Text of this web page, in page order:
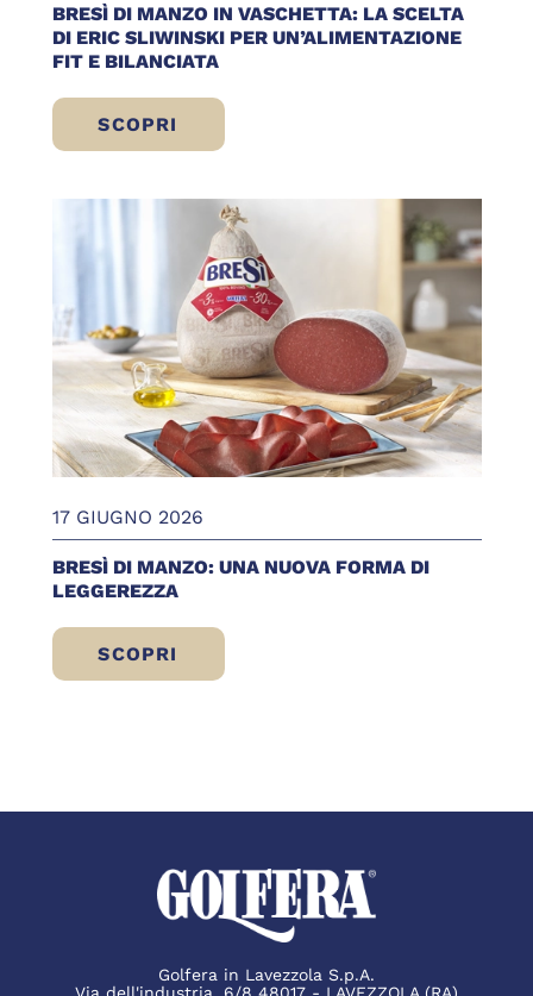
BRESÌ DI MANZO IN VASCHETTA: LA SCELTA
DI ERIC SLIWINSKI PER UN’ALIMENTAZIONE
FIT E BILANCIATA
SCOPRI
BRESÌ DI MANZO IN VASCHETTA: LA
17 GIUGNO 2026
BRESÌ DI MANZO: UNA NUOVA FORMA DI
LEGGEREZZA
SCOPRI
BRESÌ DI MANZO: UNA NUOVA FORMA DI
Golfera in Lavezzola S.p.A.